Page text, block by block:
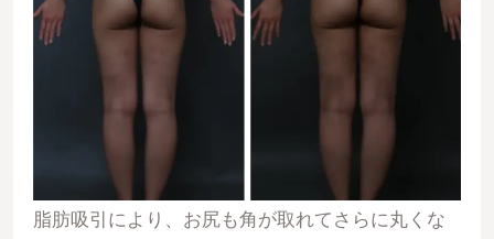
脂肪吸引により、お尻も角が取れてさらに丸くな